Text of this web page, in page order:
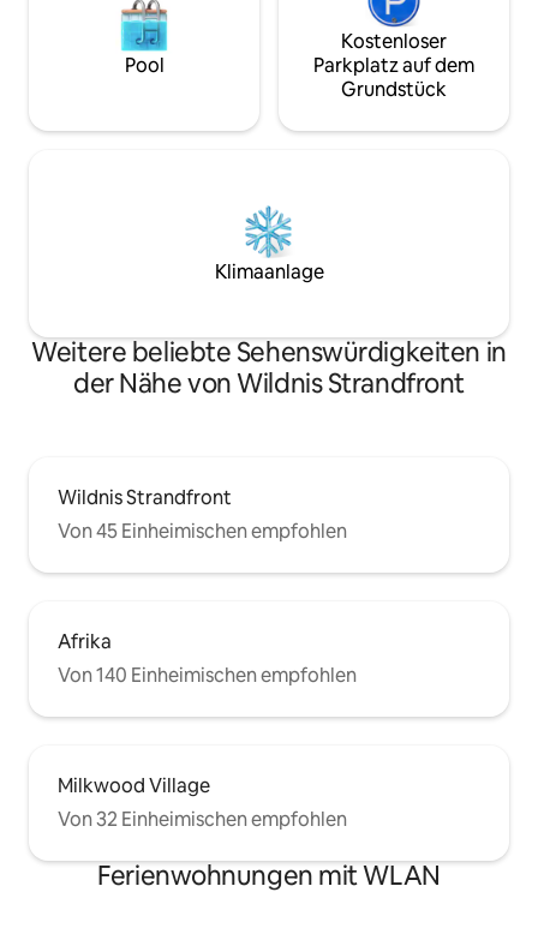
Pool
Kostenloser
Parkplatz auf dem
Grundstück
Klimaanlage
Weitere beliebte Sehenswürdigkeiten in
der Nähe von Wildnis Strandfront
Wildnis Strandfront
Von 45 Einheimischen empfohlen
Afrika
Von 140 Einheimischen empfohlen
Milkwood Village
Von 32 Einheimischen empfohlen
Ferienwohnungen mit WLAN